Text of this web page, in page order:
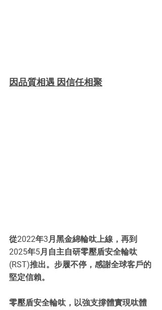
因品質相遇 因信任相聚
從2022年3月黑金綿輪呔上線，再到
2025年5月自主自研零壓盾安全輪呔
(RST)推出。步履不停，感謝全球客戶的
堅定信賴。
零壓盾安全輪呔，以強支撐體實現呔體